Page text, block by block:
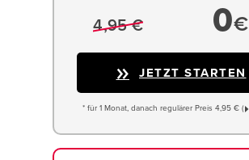
4,95 € 0€
JETZT STARTEN
* für 1 Monat, danach regulärer Preis 4,95 € (